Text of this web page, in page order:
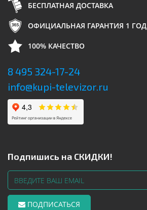
БЕСПЛАТНАЯ ДОСТАВКА
ОФИЦИАЛЬНАЯ ГАРАНТИЯ 1 ГОД
100% КАЧЕСТВО
8 495 324-17-24
info@kupi-televizor.ru
Подпишись на СКИДКИ!
ПОДПИСАТЬСЯ